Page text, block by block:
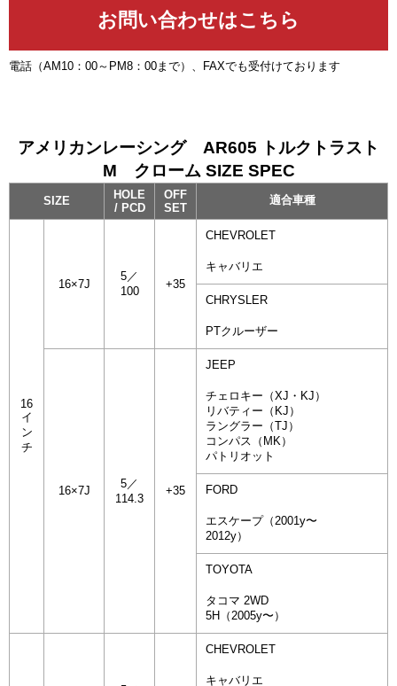
電話（AM10：00～PM8：00まで）、FAXでも受付けております
アメリカンレーシング AR605 トルクトラスト
M クローム SIZE SPEC
SIZE
HOLE
/ PCD
OFF
SET
適合車種
16
イ
ン
チ
16×7J
5／
100
+35
CHEVROLET
キャバリエ
CHRYSLER
PTクルーザー
16×7J
5／
114.3
+35
JEEP
チェロキー（XJ・KJ）
リバティー（KJ）
ラングラー（TJ）
コンパス（MK）
パトリオット
FORD
エスケープ（2001y〜
2012y）
TOYOTA
タコマ 2WD
5H（2005y〜）
CHEVROLET
キャバリエ